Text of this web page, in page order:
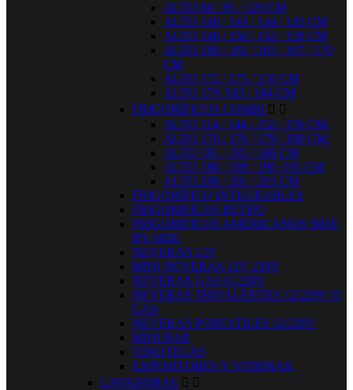
ALTO 84 / 85 / 129 CM
ALTO 140 / 143 / 144 / 145 CM
ALTO 148 / 150 / 152 / 159 CM
ALTO 160 / 161 / 165 / 167 / 170
CM
ALTO 172 / 175 / 176 CM
ALTO 179 /183 / 184 CM
FRIGORÍFICOS COMBI  
ALTO 114 / 144 / 152 / 159 CM.
ALTO 170 / 176 / 179 / 180 CM.
ALTO 181 / 185 / 186 CM
ALTO 188 / 189 / 190 /195 CM
ALTO 200 / 201 / 203 CM
FRIGORÍFICO INTEGRABLES
FRIGORIFICOS RETRO
FRIGORIFICOS AMERICANOS SIDE
BY SIDE
NEVERAS 12V
MINI NEVERAS 12V 220V
NEVERAS GAS O 220V
NEVERAS TRIVALENTES 12/220V O
GAS
NEVERAS PORTATILES 12/220V
MINI BAR
VINOTECAS
EXPOSITORES Y VITRINAS.
LAVADORAS  